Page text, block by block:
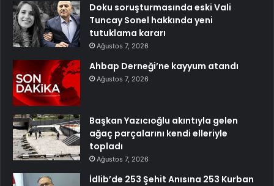
Doku soruşturmasında eski Vali
Tuncay Sonel hakkında yeni
tutuklama kararı
Ağustos 7, 2026
Ahbap Derneği’ne kayyum atandı
Ağustos 7, 2026
Başkan Yazıcıoğlu akıntıyla gelen
ağaç parçalarını kendi elleriyle
topladı
Ağustos 7, 2026
İdlib’de 253 Şehit Anısına 253 Kurban